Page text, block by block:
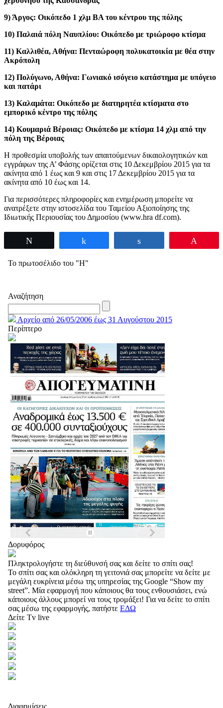
9) Άργος: Oικόπεδο 1 χλμ ΒΑ του κέντρου της πόλης
10) Παλαιά πόλη Ναυπλίου: Oικόπεδο με τριώροφο κτίσμα
11) Καλλιθέα, Αθήνα: Πενταώροφη πολυκατοικία με θέα στην
Ακρόπολη
12) Πολύγωνο, Αθήνα: Γωνιακό ισόγειο κατάστημα με υπόγειο
και πατάρι
13) Καλαμάτα: Oικόπεδο με διατηρητέα κτίσματα στο
εμπορικό κέντρο της πόλης
14) Κουμαριά Βέροιας: Oικόπεδο με κτίσμα 14 χλμ από την
πόλη της Βέροιας
Η προθεσμία υποβολής των απαιτούμενων δικαιολογητικών και
εγγράφων της Α’ Φάσης ορίζεται στις 10 Δεκεμβρίου 2015 για τα
ακίνητα από 1 έως και 9 και στις 17 Δεκεμβρίου 2015 για τα
ακίνητα από 10 έως και 14.
Για περισσότερες πληροφορίες και ενημέρωση μπορείτε να
ανατρέξετε στην ιστοσελίδα του Ταμείου Αξιοποίησης της
Ιδιωτικής Περιουσίας του Δημοσίου (www.hra df.com).
Το πρωτοσέλιδο του "Η"
Αναζήτηση
Αρχείο από 26/05/2006 έως 31 Αυγούστου 2015
Περίπτερο
Δορυφόρος
Πληκτρολογήστε τη διεύθυνσή σας και δείτε το σπίτι σας!
Το σπίτι σας και ολόκληρη τη γειτονιά σας μπορείτε να δείτε με
μεγάλη ευκρίνεια μέσω της υπηρεσίας της Google “Show my
street”. Μία εφαρμογή που κάποιους θα τους ενθουσιάσει, ενώ
κάποιους άλλους μπορεί να τους τρομάξει! Για να δείτε το σπίτι
σας μέσω της εφαρμογής, πατήστε ΕΔΩ
Δείτε Tv live
Διαφημίσεις